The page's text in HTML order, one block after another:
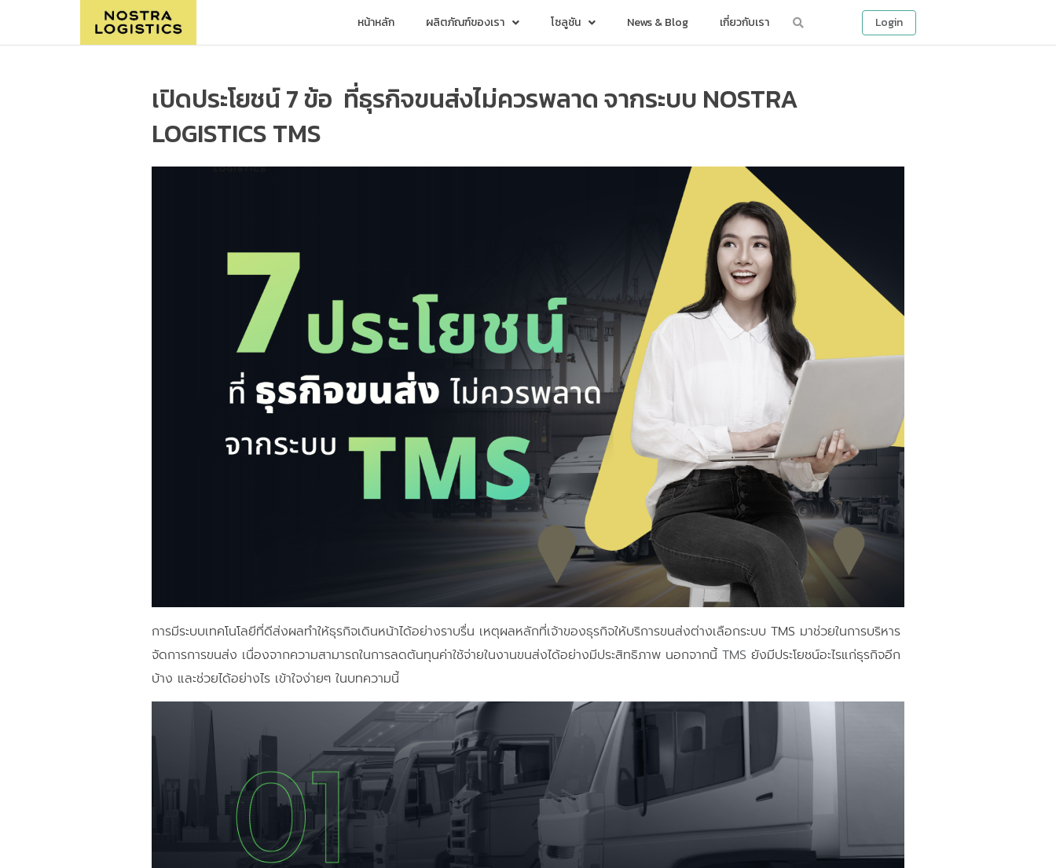
หน้าหลัก ผลิตภัณฑ์ของเรา โซลูชัน News & Blog เกี่ยวกับเรา Login
เปิดประโยชน์ 7 ข้อ ที่ธุรกิจขนส่งไม่ควรพลาด จากระบบ NOSTRA
LOGISTICS TMS
การมีระบบเทคโนโลยีที่ดีส่งผลทำให้ธุรกิจเดินหน้าได้อย่างราบรื่น เหตุผลหลักที่เจ้าของธุรกิจให้บริการขนส่งต่างเลือกระบบ TMS มาช่วยในการบริหาร
จัดการการขนส่ง เนื่องจากความสามารถในการลดต้นทุนค่าใช้จ่ายในงานขนส่งได้อย่างมีประสิทธิภาพ นอกจากนี้TMS ยังมีประโยชน์อะไรแก่ธุรกิจอีก
บ้าง และช่วยได้อย่างไร เข้าใจง่ายๆ ในบทความนี้